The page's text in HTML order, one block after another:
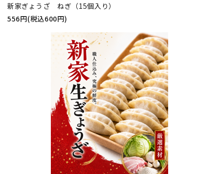
新家ぎょうざ ねぎ（15個入り）
556円(税込600円)